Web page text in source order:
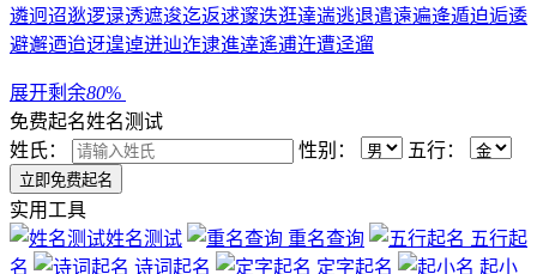
遴迥迢逖逻逯透遮逡迄返逑邃迭逛達遄逃退遣遠遍逄遁迫逅逶
避邂迺迨迓遑逴迸辿迮逮進逹遙逋迕遭迳遛
展开剩余80%
免费起名姓名测试
姓氏：
性别： 五行：
实用工具
姓名测试
重名查询
五行起
名
诗词起名 定字起名
起小